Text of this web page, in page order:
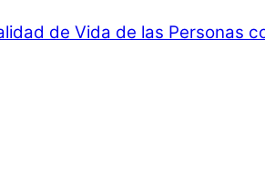
de Vida de las Personas